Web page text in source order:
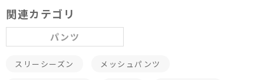
関連カテゴリ
パンツ
スリーシーズン メッシュパンツ